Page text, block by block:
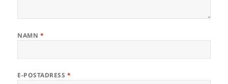
NAMN *
E-POSTADRESS *